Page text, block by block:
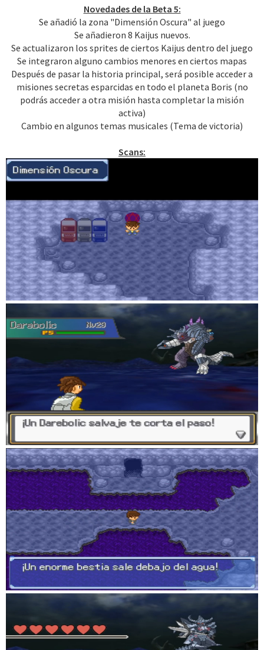
Novedades de la Beta 5:
Se añadió la zona "Dimensión Oscura" al juego
Se añadieron 8 Kaijus nuevos.
Se actualizaron los sprites de ciertos Kaijus dentro del juego
Se integraron alguno cambios menores en ciertos mapas
Después de pasar la historia principal, será posible acceder a
misiones secretas esparcidas en todo el planeta Boris (no
podrás acceder a otra misión hasta completar la misión
activa)
Cambio en algunos temas musicales (Tema de victoria)
Scans: